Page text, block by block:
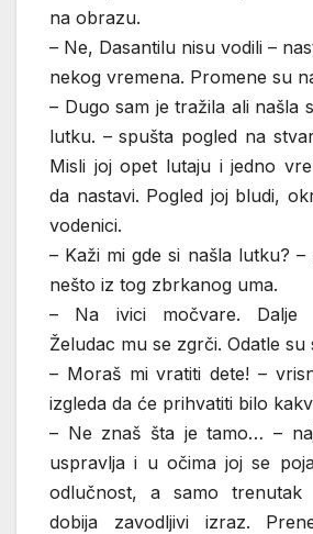
na obrazu.
– Ne, Dasantilu nisu vodili –
nekog vremena. Promene su
– Dugo sam je tražila ali našla
lutku. – spušta pogled na
Misli joj opet lutaju i jedno
da nastavi. Pogled joj bludi,
vodenici.
– Kaži mi gde si našla lutku?
nešto iz tog zbrkanog uma.
– Na ivici močvare. Dalje
Želudac mu se zgrči. Odatle su
– Moraš mi vratiti dete! –
izgleda da će prihvatiti bilo
– Ne znaš šta je tamo… –
uspravlja i u očima joj se
odlučnost, a samo trenutak
dobija zavodljivi izraz.